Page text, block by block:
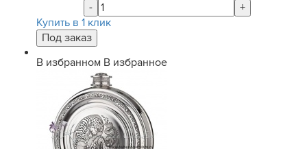
-
+
Купить в 1 клик
В избранном В избранное